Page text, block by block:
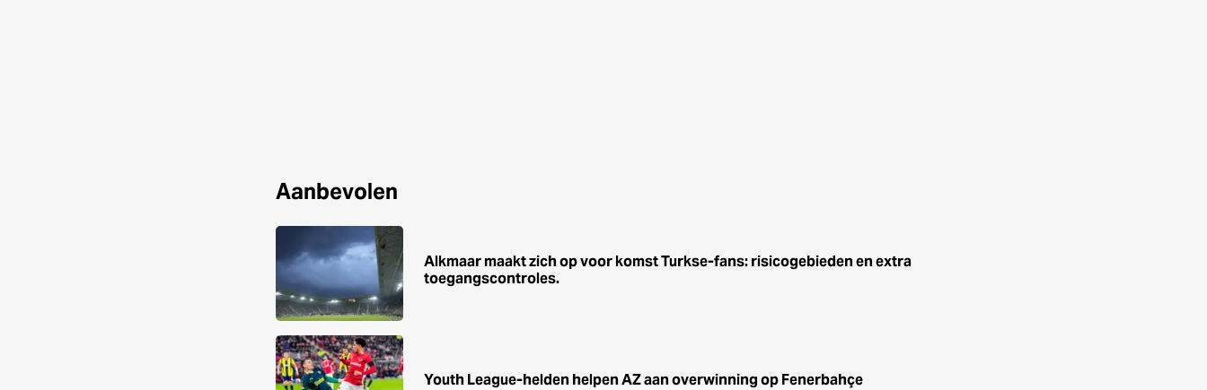
Aanbevolen
Alkmaar maakt zich op voor komst Turkse-fans: risicogebieden en extra
toegangscontroles.
Youth League-helden helpen AZ aan overwinning op Fenerbahçe